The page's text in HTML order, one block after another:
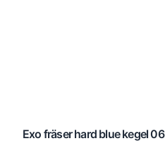
Exo fräser hard blue kegel 06